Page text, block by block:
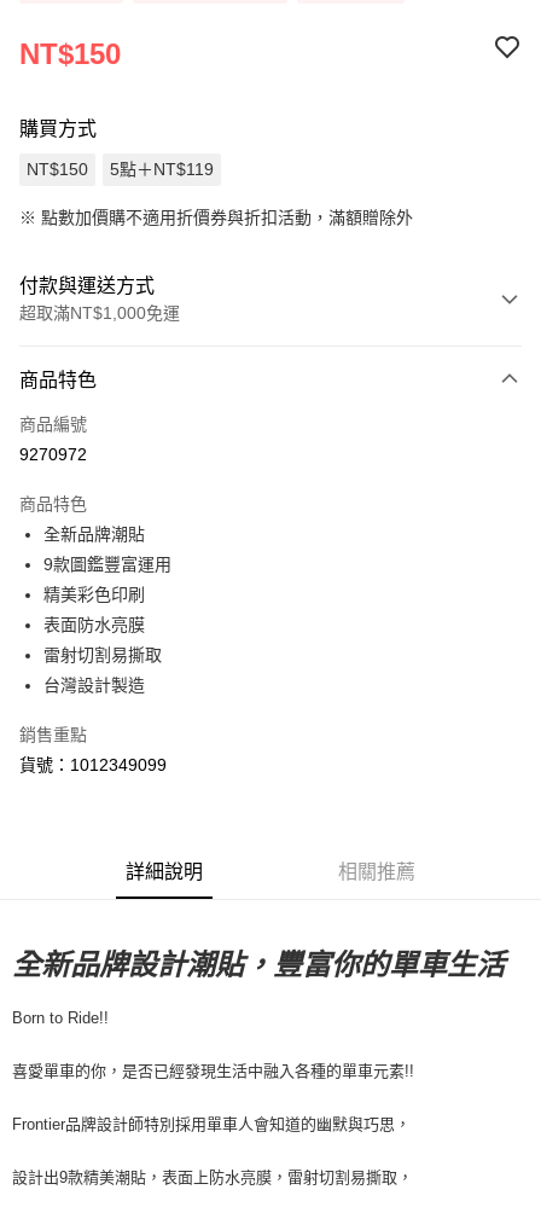
NT$150
購買方式
NT$150 5點＋NT$119
※ 點數加價購不適用折價券與折扣活動，滿額贈除外
付款與運送方式
超取滿NT$1,000免運
信用卡一次付款
LINE Pay
街口支付
悠遊付
Google Pay
全盈+PAY
運送方式
【付款後7-11取貨】急件勿使用超取
宅配
每筆NT$100，滿NT$2,000(含以上)免運費
付款後門市自取
商品特色
商品編號
9270972
商品特色
全新品牌潮貼
9款圖鑑豐富運用
精美彩色印刷
表面防水亮膜
雷射切割易撕取
台灣設計製造
銷售重點
貨號：1012349099
詳細說明 相關推薦
全新品牌設計潮貼，豐富你的單車生活
Born to Ride!!
喜愛單車的你，是否已經發現生活中融入各種的單車元素!!
Frontier品牌設計師特別採用單車人會知道的幽默與巧思，
設計出9款精美潮貼，表面上防水亮膜，雷射切割易撕取，